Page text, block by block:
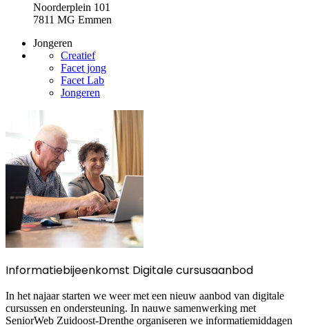
Noorderplein 101
7811 MG Emmen
Jongeren
Creatief
Facet jong
Facet Lab
Jongeren
Informatiebijeenkomst Digitale cursusaanbod
In het najaar starten we weer met een nieuw aanbod van digitale
cursussen en ondersteuning. In nauwe samenwerking met
SeniorWeb Zuidoost-Drenthe organiseren we informatiemiddagen